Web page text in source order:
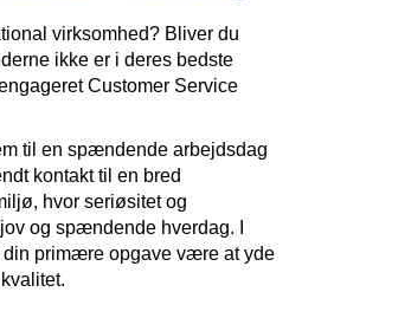
virksomhed? Bliver du
ikke er i deres bedste
Customer Service
til en spændende arbejdsdag
kontakt til en bred
hvor seriøsitet og
og spændende hverdag. I
din primære opgave være at yde